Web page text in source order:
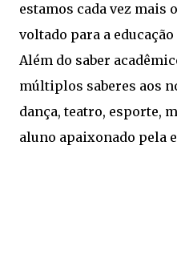
estamos cada vez mais
voltado para a
Além do saber
múltiplos saberes aos
dança, teatro, esporte,
aluno apaixonado pela